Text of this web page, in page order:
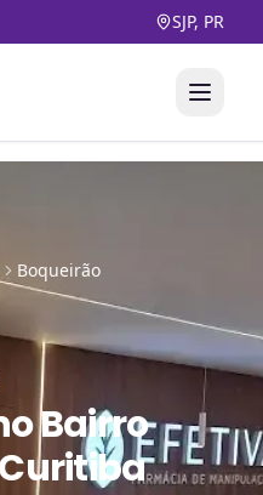
SJP, PR
Boqueirão
Bairro